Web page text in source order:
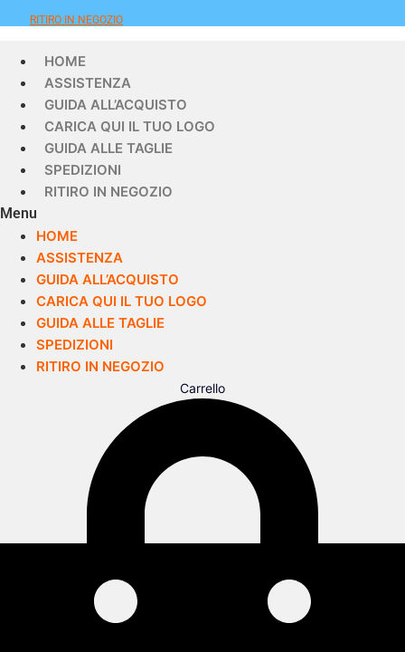
RITIRO IN NEGOZIO
HOME
ASSISTENZA
GUIDA ALL’ACQUISTO
CARICA QUI IL TUO LOGO
GUIDA ALLE TAGLIE
SPEDIZIONI
RITIRO IN NEGOZIO
Menu
HOME
ASSISTENZA
GUIDA ALL’ACQUISTO
CARICA QUI IL TUO LOGO
GUIDA ALLE TAGLIE
SPEDIZIONI
RITIRO IN NEGOZIO
Carrello